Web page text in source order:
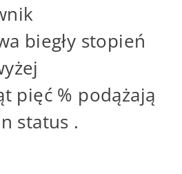
biegły stopień
pięć % podążają
status .